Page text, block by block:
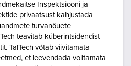
Inspektsiooni ja
privaatsust kahjustada
turvanõuete
teavitab küberintsidendist
TalTech võtab viivitamata
et leevendada volitamata